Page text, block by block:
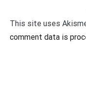
This site uses
comment data is